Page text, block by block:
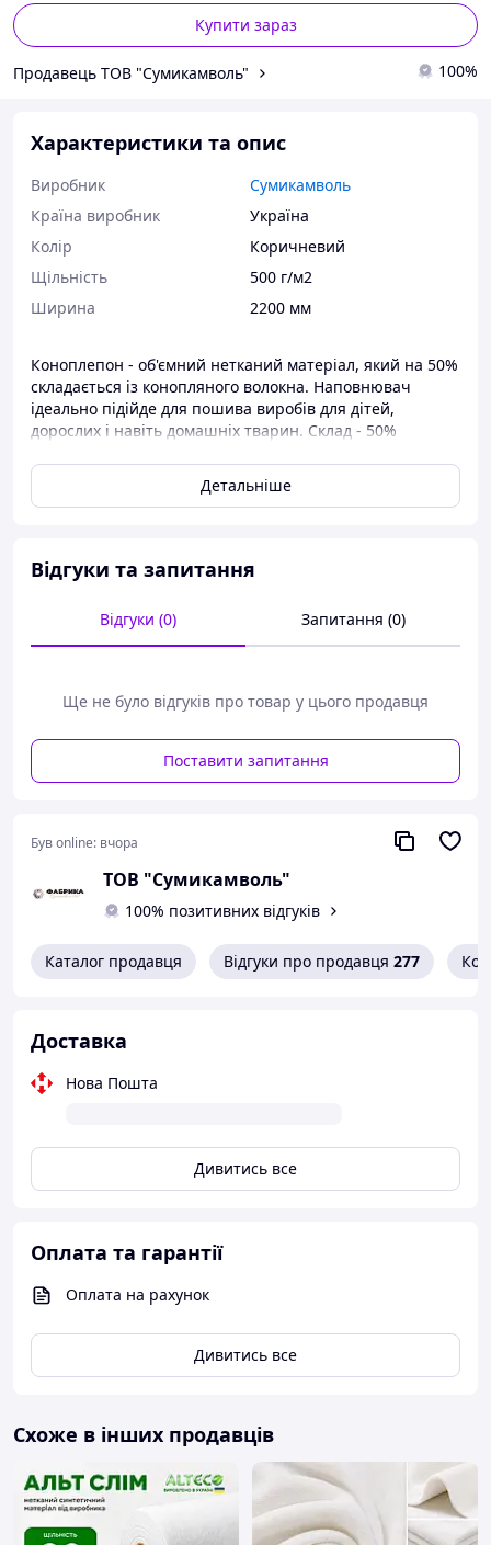
Купити зараз
Продавець ТОВ "Сумикамволь" 100%
Характеристики та опис
Виробник
Сумикамволь
Країна виробник
Україна
Колір
Коричневий
Щільність
500 г/м2
Ширина
2200 мм
Коноплепон - об'ємний нетканий матеріал, який на 50%
складається із конопляного волокна. Наповнювач
ідеально підійде для пошива виробів для дітей,
дорослих і навіть домашніх тварин. Склад - 50%
Коноплепон має ряд характеристик:
коноплі вирощують без використання використання
- антисептичні властивості, сприяє загоєнню ран і
подряпин;
- термоізоляційні властивості, підтримує оптимальну
температуру тіла як в жару, так і в холод;
- пропускає повітря, дозволяє шкірі дихати;
- довговічність, легкість в догляді;
діяльність нервової системи.
Детальніше
Відгуки та запитання
Відгуки (0) Запитання (0)
Ще не було відгуків про товар у цього продавця
Поставити запитання
Був online: вчора
ТОВ "Сумикамволь"
100% позитивних відгуків
Каталог продавця Відгуки про продавця 277
Доставка
Нова Пошта
Дивитись все
Оплата та гарантії
Оплата на рахунок
Дивитись все
Схоже в інших продавців